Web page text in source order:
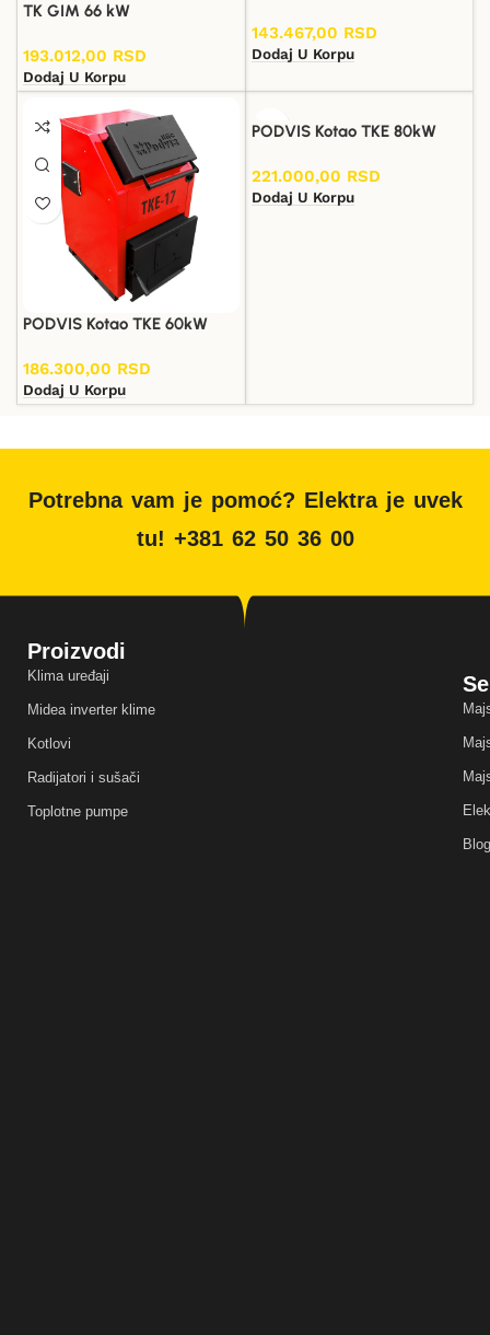
TK GIM 66 kW
193.012,00 RSD
Dodaj U Korpu
143.467,00 RSD
Dodaj U Korpu
PODVIS Kotao TKE 60kW
186.300,00 RSD
Dodaj U Korpu
PODVIS Kotao TKE 80kW
221.000,00 RSD
Dodaj U Korpu
Potrebna vam je pomoć? Elektra je uvek
tu! +381 62 50 36 00
Proizvodi
Klima uređaji
Midea inverter klime
Kotlovi
Radijatori i sušači
Toplotne pumpe
Blog